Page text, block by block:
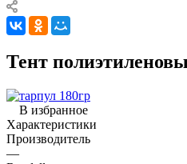
Тент
В избранное
Характеристики
Производитель
—